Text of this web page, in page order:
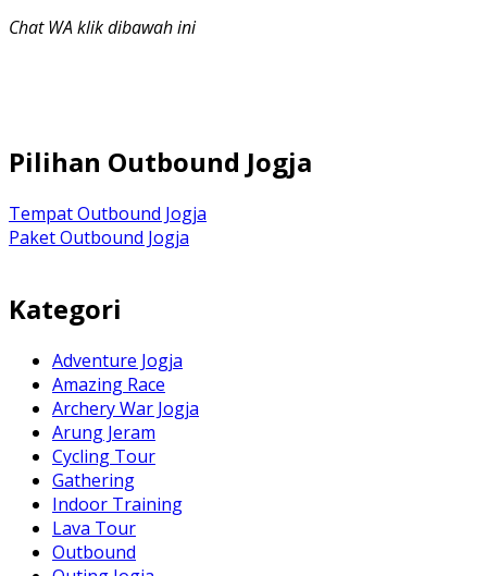
Chat WA klik dibawah ini
Pilihan Outbound Jogja
Tempat Outbound Jogja
Paket Outbound Jogja
Kategori
Adventure Jogja
Amazing Race
Archery War Jogja
Arung Jeram
Cycling Tour
Gathering
Indoor Training
Lava Tour
Outbound